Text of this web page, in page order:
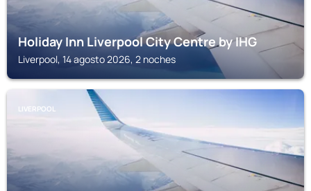
Holiday Inn Liverpool City Centre by IHG
Liverpool, 14 agosto 2026, 2 noches
LIVERPOOL